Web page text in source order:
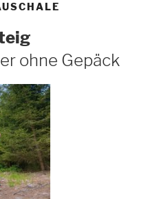
ohne Gepäck